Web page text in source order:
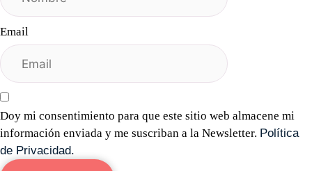
Email
Doy mi consentimiento para que este sitio web almacene mi
información enviada y me suscriban a la Newsletter. Política
de Privacidad.